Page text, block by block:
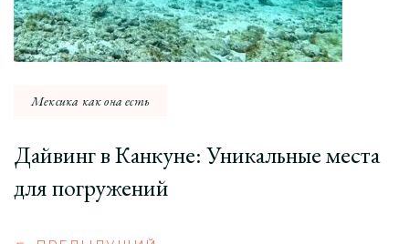
Мексика как она есть
Дайвинг в Канкуне: Уникальные места
для погружений